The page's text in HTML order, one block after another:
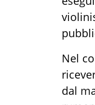
Nel
dal